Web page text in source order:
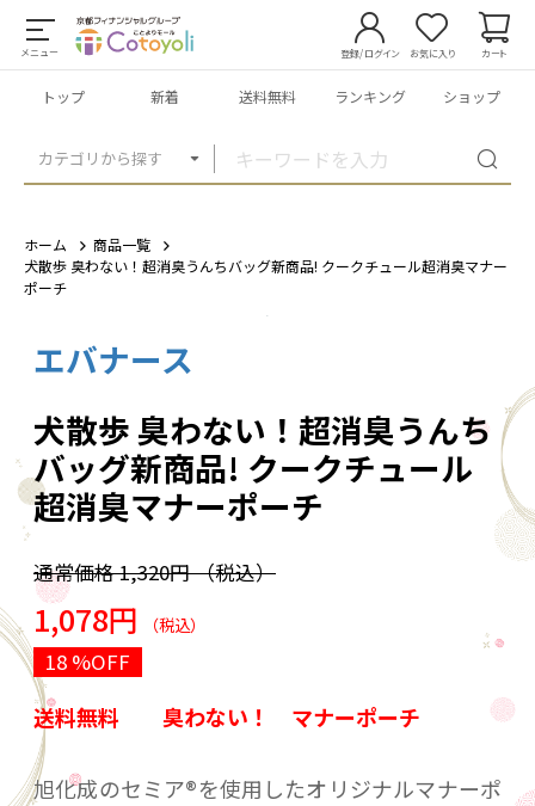
メニュー
カテゴリから探す
登録/ログイン お気に入り カート
トップ 新着 送料無料 ランキング ショップ
ホーム
商品一覧
犬散歩 臭わない！超消臭うんちバッグ新商品! クークチュール超消臭マナー
ポーチ
エバナース
犬散歩 臭わない！超消臭うんち
バッグ新商品! クークチュール
超消臭マナーポーチ
通常価格1,320円（税込）
1,078円 （税込）
18 %OFF
送料無料 臭わない！ マナーポーチ
旭化成のセミア®を使用したオリジナルマナーポ